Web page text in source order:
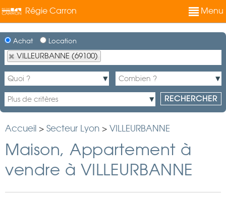
Régie Carron Menu
Achat Location
VILLEURBANNE (69100)
Accueil > Secteur Lyon > VILLEURBANNE
Maison, Appartement à
vendre à VILLEURBANNE